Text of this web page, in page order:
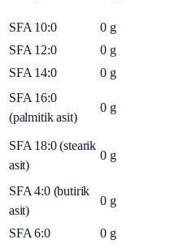
SFA 10:0 0 g
SFA 12:0
0 g
SFA 14:0
0 g
SFA 16:0
(palmitik asit)
0 g
SFA 18:0 (stearik
asit)
0 g
SFA 4:0 (butirik
asit)
0 g
SFA 6:0 0 g